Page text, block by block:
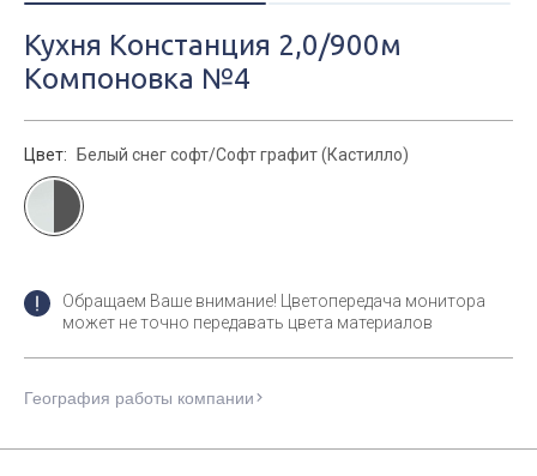
Кухня Констанция 2,0/900м
Компоновка №4
Цвет: Белый снег софт/Софт графит (Кастилло)
Обращаем Ваше внимание! Цветопередача монитора
может не точно передавать цвета материалов
География работы компании